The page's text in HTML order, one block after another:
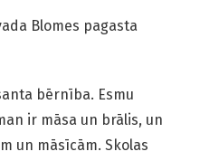
Blomes pagasta
bērnība. Esmu
ir māsa un brālis, un
un māsīcām. Skolas